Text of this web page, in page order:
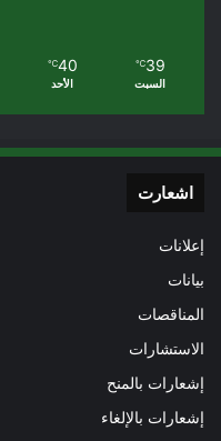
39
℃
السبت
40
℃
الأحد
اشعارت
إعلانات
بيانات
المناقصات
الاستشارات
إشعارات بالمنح
إشعارات بالإلغاء